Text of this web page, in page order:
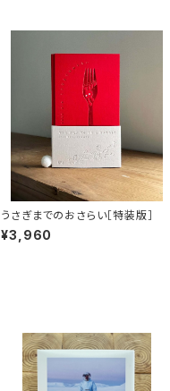
うさぎまでのおさらい［特装版］
¥3,960